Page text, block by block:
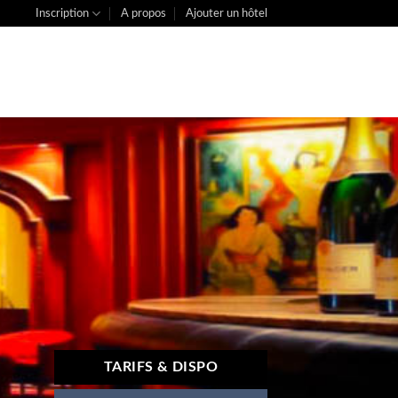
Inscription A propos Ajouter un hôtel
TARIFS & DISPO